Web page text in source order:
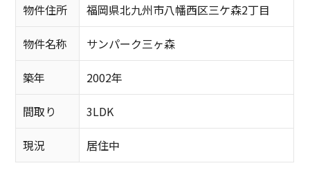
物件住所 福岡県北九州市八幡西区三ケ森2丁目
物件名称 サンパーク三ヶ森
築年 2002年
間取り 3LDK
現況 居住中